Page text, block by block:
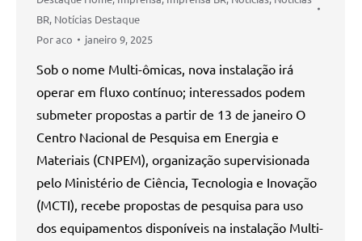
BR, Notícias Destaque
Poraco janeiro 9, 2025
Sob o nome Multi-ômicas, nova instalação irá
operar em fluxo contínuo; interessados podem
submeter propostas a partir de 13 de janeiro O
Centro Nacional de Pesquisa em Energia e
Materiais (CNPEM), organização supervisionada
pelo Ministério de Ciência, Tecnologia e Inovação
(MCTI), recebe propostas de pesquisa para uso
dos equipamentos disponíveis na instalação Multi-